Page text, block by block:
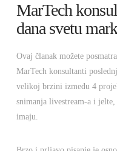
MarTech
dana svetu
Ovaj članak možete
MarTech konsultanti
velikoj brzini između 4
snimanja livestream-a i
imaju.